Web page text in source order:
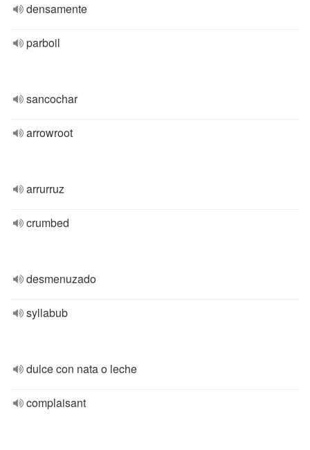
densamente
parboil
sancochar
arrowroot
arrurruz
crumbed
desmenuzado
syllabub
dulce con nata o leche
complaisant